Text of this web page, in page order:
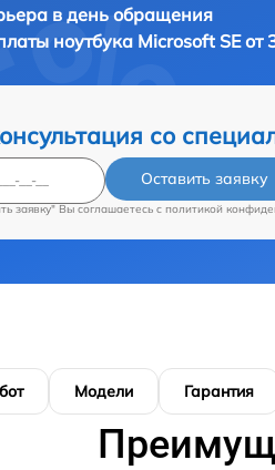
в день обращения
ноутбука Microsoft SE от
со
Оставить заявку
заявку" Вы соглашаетесь c политикой
Модели Гарантия